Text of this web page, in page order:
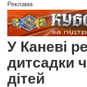
Реклама
У Каневі
дитсадки
дітей